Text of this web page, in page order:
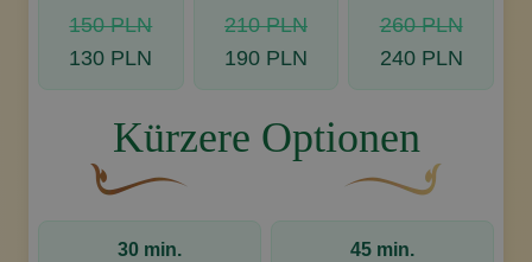
150 PLN
130 PLN
210 PLN
190 PLN
260 PLN
240 PLN
Kürzere Optionen
30 min. 45 min.